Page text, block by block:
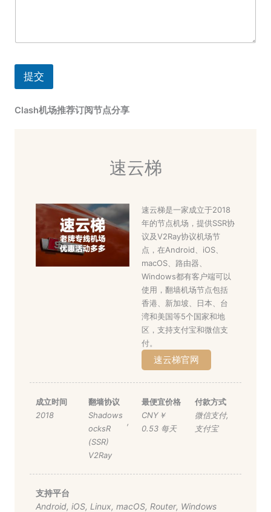
提交
Clash机场推荐订阅节点分享
速云梯
速云梯是一家成立于2018
年的节点机场，提供SSR协
议及V2Ray协议机场节
点，在Android、iOS、
macOS、路由器、
Windows都有客户端可以
使用，翻墙机场节点包括
香港、新加坡、日本、台
湾和美国等5个国家和地
区，支持支付宝和微信支
付。
速云梯官网
成立时间
2018
翻墙协议
Shadows
ocksR
(SSR)
,
V2Ray
最便宜价格
CNY￥
0.53 每天
付款方式
微信支付,
支付宝
支持平台
Android, iOS, Linux, macOS, Router, Windows